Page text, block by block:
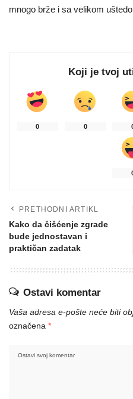
mnogo brže i sa velikom
Koji je tvoj
0 0
PRETHODNI ARTIKL
Kako da čišćenje zgrade
bude jednostavan i
praktičan zadatak
Ostavi komentar
Vaša adresa e-pošte neće biti
označena *